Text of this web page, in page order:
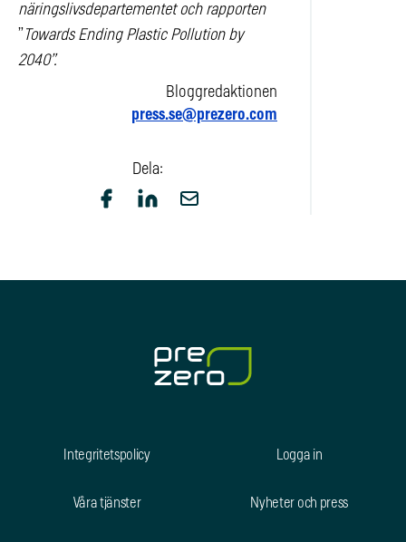
näringslivsdepartementet och rapporten
” Towards Ending Plastic Pollution by
2040”.
Bloggredaktionen
press.se@prezero.com
Dela:
Integritetspolicy
Våra tjänster
Logga in
Nyheter och press